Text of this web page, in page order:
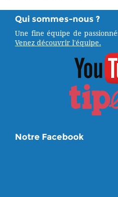
Qui sommes-nous ?
Une fine équipe de
Venez découvrir l'équipe.
Notre Facebook